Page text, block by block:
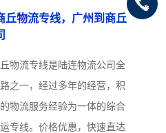
丘物流专线，广州到商丘
物流专线是陆连物流公司全
之一，经过多年的经营，积
物流服务经验为一体的综合
专线。价格优惠，快速直达